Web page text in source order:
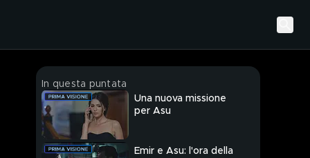
In questa puntata
Una nuova missione
per Asu
Emir e Asu: l'ora della